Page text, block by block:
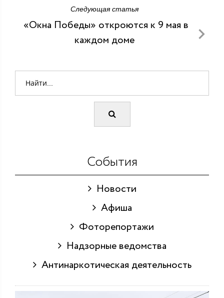
Следующая статья
«Окна Победы» откроются к 9 мая в
каждом доме
События
Новости
Афиша
Фоторепортажи
Надзорные ведомства
Антинаркотическая деятельность